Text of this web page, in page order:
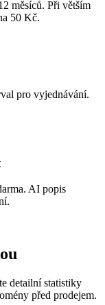
měsíců. Při větším
50 Kč.
pro vyjednávání.
AI popis
detailní statistiky
před prodejem.